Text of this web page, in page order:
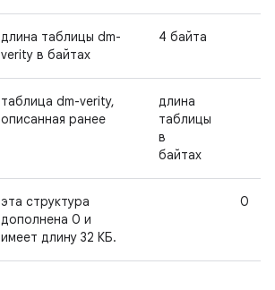
длина таблицы dm-
verity в байтах
4 байта
таблица dm-verity,
описанная ранее
длина
таблицы
в
байтах
эта структура
дополнена 0 и
имеет длину 32 КБ.
0